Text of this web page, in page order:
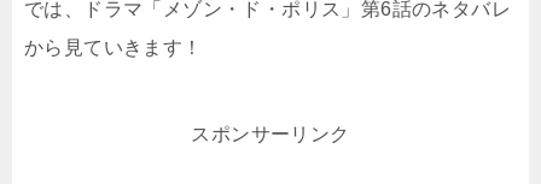
では、ドラマ「メゾン・ド・ポリス」第6話のネタバレ
から見ていきます！
スポンサーリンク